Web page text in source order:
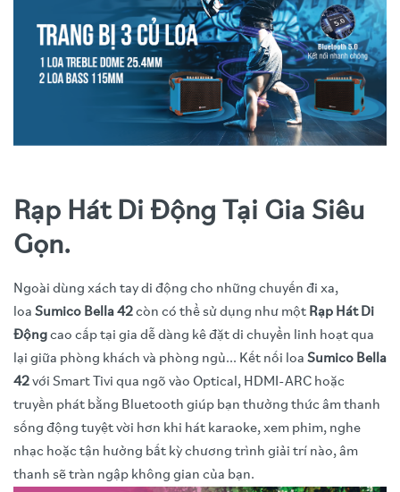
Rạp Hát Di Động Tại Gia Siêu
Gọn.
Ngoài dùng xách tay di động cho những chuyến đi xa,
loa Sumico Bella 42còn có thể sử dụng như một Rạp Hát Di
Độngcao cấp tại gia dễ dàng kê đặt di chuyển linh hoạt qua
lại giữa phòng khách và phòng ngủ... Kết nối loa Sumico Bella
42với Smart Tivi qua ngõ vào Optical, HDMI-ARC hoặc
truyền phát bằng Bluetooth giúp bạn thưởng thức âm thanh
sống động tuyệt vời hơn khi hát karaoke, xem phim, nghe
nhạc hoặc tận hưởng bất kỳ chương trình giải trí nào, âm
thanh sẽ tràn ngập không gian của bạn.